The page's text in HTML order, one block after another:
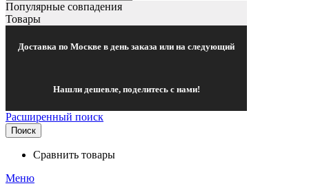
Популярные совпадения
Товары
Доставка по Москве в день заказа или на следующий
Нашли дешевле, поделитесь с нами!
Расширенный поиск
Поиск
Сравнить товары
Меню